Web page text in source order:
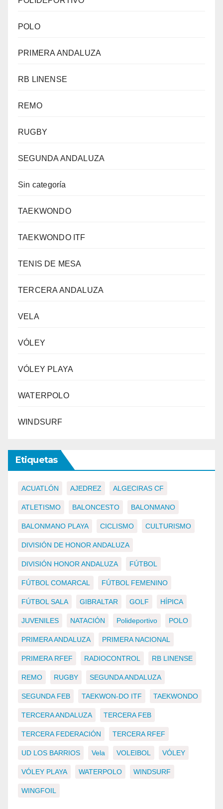
POLO
PRIMERA ANDALUZA
RB LINENSE
REMO
RUGBY
SEGUNDA ANDALUZA
Sin categoría
TAEKWONDO
TAEKWONDO ITF
TENIS DE MESA
TERCERA ANDALUZA
VELA
VÓLEY
VÓLEY PLAYA
WATERPOLO
WINDSURF
Etiquetas
ACUATLÓN AJEDREZ ALGECIRAS CF
ATLETISMO BALONCESTO BALONMANO
BALONMANO PLAYA CICLISMO CULTURISMO
DIVISIÓN DE HONOR ANDALUZA
DIVISIÓN HONOR ANDALUZA FÚTBOL
FÚTBOL COMARCAL FÚTBOL FEMENINO
FÚTBOL SALA GIBRALTAR GOLF HÍPICA
JUVENILES NATACIÓN Polideportivo POLO
PRIMERA ANDALUZA PRIMERA NACIONAL
PRIMERA RFEF RADIOCONTROL RB LINENSE
REMO RUGBY SEGUNDA ANDALUZA
SEGUNDA FEB TAEKWON-DO ITF TAEKWONDO
TERCERA ANDALUZA TERCERA FEB
TERCERA FEDERACIÓN TERCERA RFEF
UD LOS BARRIOS Vela VOLEIBOL VÓLEY
VÓLEY PLAYA WATERPOLO WINDSURF
WINGFOIL